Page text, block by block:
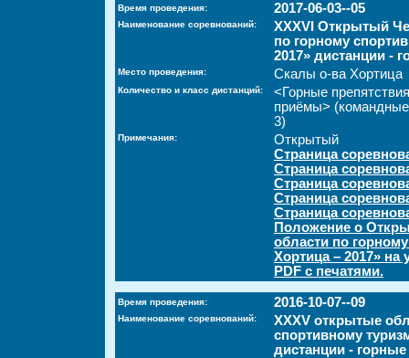
Время проведения: 2017-06-03--05
Наименование соревнований:
XXXVI Открытый
по горному
2017» дистанции -
Место проведения: Скалы о-ва Хортица
Количество и класс дистанций:
<Горные
приёмы>
3)
Примечания:
Открытый
Страница
Страница
Страница
Страница
Страница
Положение о
области по
Хортица – 2017»
PDF с печатями.
Время проведения: 2016-10-07--09
Наименование соревнований:
XXXV открытые
спортивному
дистанции - горные